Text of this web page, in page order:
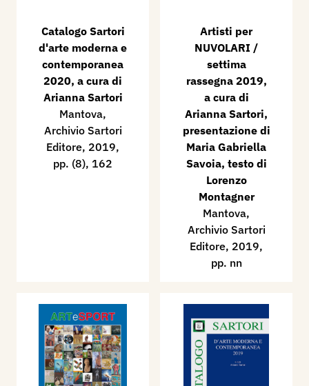
Catalogo Sartori
d'arte moderna e
contemporanea
2020, a cura di
Arianna Sartori
Mantova,
Archivio Sartori
Editore, 2019,
pp. (8), 162
Artisti per
NUVOLARI /
settima
rassegna 2019,
a cura di
Arianna Sartori,
presentazione di
Maria Gabriella
Savoia, testo di
Lorenzo
Montagner
Mantova,
Archivio Sartori
Editore, 2019,
pp. nn